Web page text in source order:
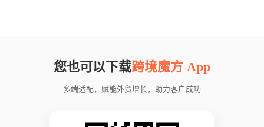
您也可以下载跨境魔方 App
多端适配，赋能外贸增长，助力客户成功